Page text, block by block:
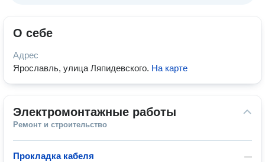
О себе
Адрес
Ярославль, улица Ляпидевского. На карте
Электромонтажные работы
Ремонт и строительство
—
Прокладка кабеля